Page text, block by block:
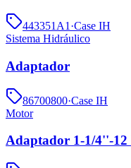
443351A1 ·Case IH
Sistema Hidráulico
Adaptador
86700800·Case IH
Motor
Adaptador 1-1/4''-